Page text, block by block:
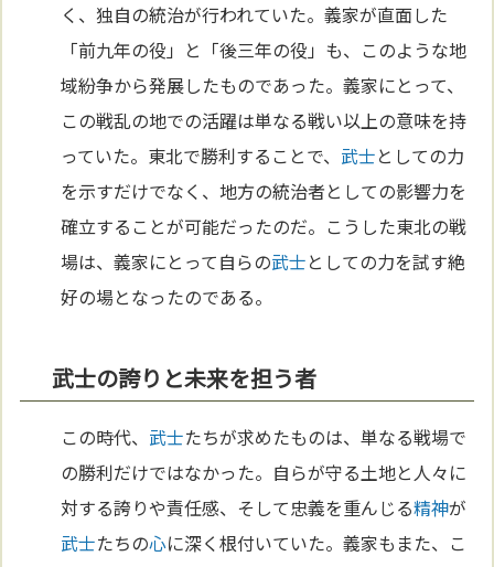
く、独自の統治が行われていた。義家が直面した
「前九年の役」と「後三年の役」も、このような地
域紛争から発展したものであった。義家にとって、
この戦乱の地での活躍は単なる戦い以上の意味を持
っていた。東北で勝利することで、 武士としての力
を示すだけでなく、地方の統治者としての影響力を
確立することが可能だったのだ。こうした東北の戦
場は、義家にとって自らの武士としての力を試す絶
好の場となったのである。
武士の誇りと未来を担う者
この時代、 武士たちが求めたものは、単なる戦場で
の勝利だけではなかった。自らが守る土地と人々に
対する誇りや責任感、そして忠義を重んじる精神が
武士たちの心に深く根付いていた。義家もまた、こ